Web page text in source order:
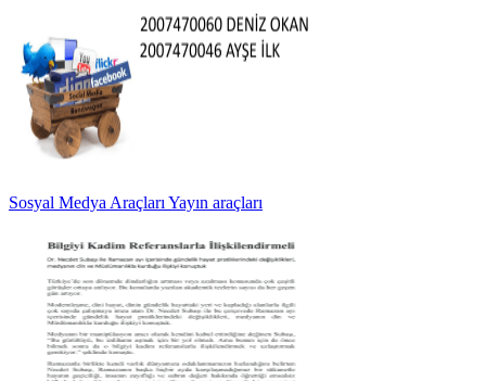
Sosyal Medya Araçları Yayın araçları